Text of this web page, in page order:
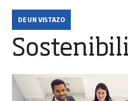
DE UN VISTAZO